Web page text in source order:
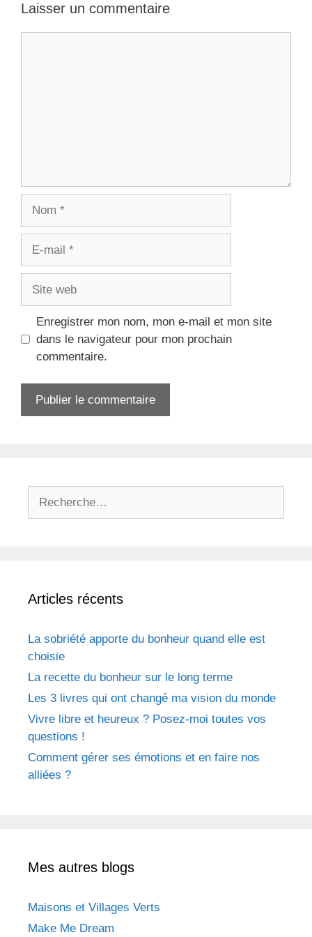
Laisser un commentaire
Enregistrer mon nom, mon e-mail et mon site
dans le navigateur pour mon prochain
commentaire.
Articles récents
La sobriété apporte du bonheur quand elle est
choisie
La recette du bonheur sur le long terme
Les 3 livres qui ont changé ma vision du monde
Vivre libre et heureux ? Posez-moi toutes vos
questions !
Comment gérer ses émotions et en faire nos
alliées ?
Mes autres blogs
Maisons et Villages Verts
Make Me Dream